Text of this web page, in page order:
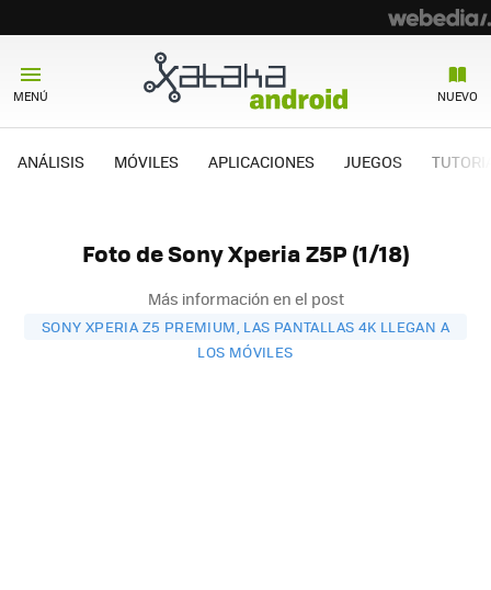
MENÚ NUEVO
ANÁLISIS MÓVILES APLICACIONES JUEGOS
Foto de Sony Xperia Z5P (1/18)
Más información en el post
SONY XPERIA Z5 PREMIUM, LAS PANTALLAS 4K LLEGAN A
LOS MÓVILES